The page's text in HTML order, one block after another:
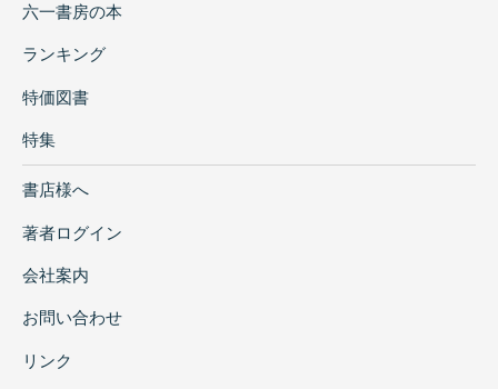
六一書房の本
ランキング
特価図書
特集
書店様へ
著者ログイン
会社案内
お問い合わせ
リンク